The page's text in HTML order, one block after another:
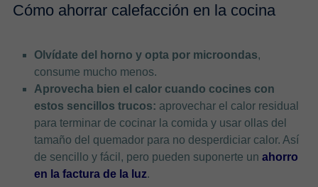
Cómo ahorrar calefacción en la cocina
Olvídate del horno y opta por microondas,
consume mucho menos.
Aprovecha bien el calor cuando cocines con
estos sencillos trucos: aprovechar el calor residual
para terminar de cocinar la comida y usar ollas del
tamaño del quemador para no desperdiciar calor. Así
de sencillo y fácil, pero pueden suponerte unahorro
en la factura de la luz.